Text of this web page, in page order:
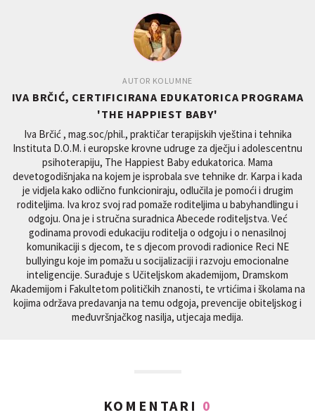
AUTOR KOLUMNE
IVA BRČIĆ, CERTIFICIRANA EDUKATORICA PROGRAMA
'THE HAPPIEST BABY'
Iva Brčić , mag.soc/phil., praktičar terapijskih vještina i tehnika
Instituta D.O.M. i europske krovne udruge za dječju i adolescentnu
psihoterapiju, The Happiest Baby edukatorica. Mama
devetogodišnjaka na kojem je isprobala sve tehnike dr. Karpa i kada
je vidjela kako odlično funkcioniraju, odlučila je pomoći i drugim
roditeljima. Iva kroz svoj rad pomaže roditeljima u babyhandlingu i
odgoju. Ona je i stručna suradnica Abecede roditeljstva. Već
godinama provodi edukaciju roditelja o odgoju i o nenasilnoj
komunikaciji s djecom, te s djecom provodi radionice Reci NE
bullyingu koje im pomažu u socijalizaciji i razvoju emocionalne
inteligencije. Surađuje s Učiteljskom akademijom, Dramskom
Akademijom i Fakultetom političkih znanosti, te vrtićima i školama na
kojima održava predavanja na temu odgoja, prevencije obiteljskog i
međuvršnjačkog nasilja, utjecaja medija.
KOMENTARI 0